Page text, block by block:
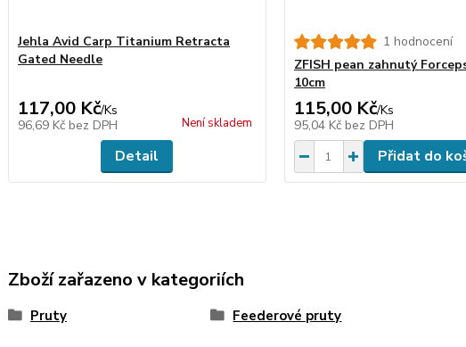
Jehla Avid Carp Titanium Retracta
Gated Needle
117,00 Kč/Ks
96,69 Kč bez DPH Není skladem
Detail
1 hodnocení
ZFISH pean zahnutý
10cm
115,00 Kč/Ks
95,04 Kč bez DPH
Přidat do
Zboží zařazeno v kategoriích
Pruty Feederové pruty